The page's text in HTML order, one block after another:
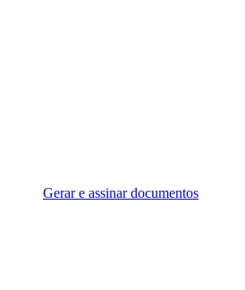
Gerar e assinar documentos